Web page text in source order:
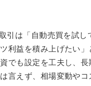
引は「自動売買を試し
利益を積み上げたい
でも設定を工夫し、
言えず、相場変動や